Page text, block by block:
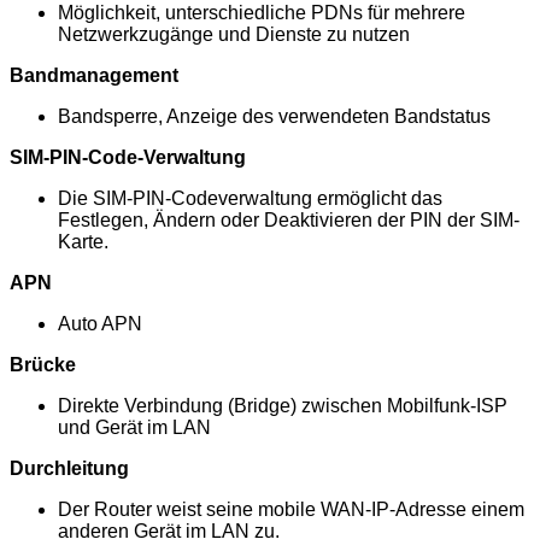
Möglichkeit, unterschiedliche PDNs für mehrere
Netzwerkzugänge und Dienste zu nutzen
Bandmanagement
Bandsperre, Anzeige des verwendeten Bandstatus
SIM-PIN-Code-Verwaltung
Die SIM-PIN-Codeverwaltung ermöglicht das
Festlegen, Ändern oder Deaktivieren der PIN der SIM-
Karte.
APN
Auto APN
Brücke
Direkte Verbindung (Bridge) zwischen Mobilfunk-ISP
und Gerät im LAN
Durchleitung
Der Router weist seine mobile WAN-IP-Adresse einem
anderen Gerät im LAN zu.